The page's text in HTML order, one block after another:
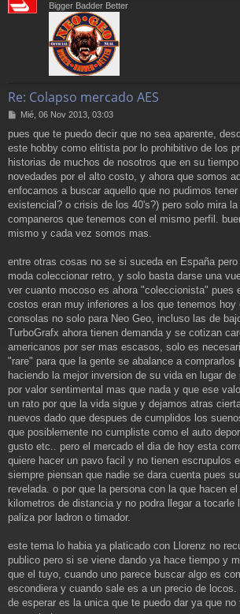
Bigger Badder Better
Re: Colapso mercado AES
M
n
s
a
j
e
Mié, 06 Nov 2013, 03:03
pues que te puedo decir que no sea aparente,
este hobby como elitista por lo prohibitivo de los
historias de muchos de nosotros que en su
novedades por el alto costo, y ahora que somos
enfocamos a buscar aquello que no pudimos
existencial? o crisis de los 40's?) pero solo mira
companeros que tenemos con el mismo perfil.
mismo y cada vez somos mas.
entre otras cosas no se si suceda en España
moda coleccionar retro, y solo basta darse una
ver cuanto mocoso es ahora "coleccionista" pues
costos eran muy inferiores a los que tenemos hoy
consolas no solo para Neo Geo, incluso las de
TurboGrafx ahora tienen demanda y se cotizan
americanos por ser mas escasos, solo es
"rare" para que la gente se abalance a comprarlos
haciendo la mejor inversion de su vida en lugar
por valor sentimental mas que nada y que ese
un rato por que la vida sigue y dejamos atras
nuevos dado que despues de cumplidos los
que posiblemente no cumpliste como el auto
gusto etc.. pero el mercado el dia de hoy esta
quiere hacer un pavo facil y no tienen escrupulos
siempre piensan que nadie se dara cuenta pues
revelada. o por que la persona con la que hacen
kilometros de distancia y no podra llegar a tocarle
paliza por ladron o timador.
este tema lo habia ya platicado con Llorenz no
publico pero si se viene dando ya hace tiempo y
que el tuyo, cuando uno parece buscar algo es
escondiera y cuando sale es a un precio de locos.
de esperar es la unica que te puedo dar ya que no